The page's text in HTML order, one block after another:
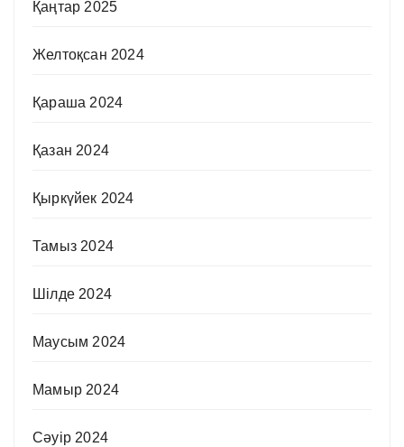
Қаңтар 2025
Желтоқсан 2024
Қараша 2024
Қазан 2024
Қыркүйек 2024
Тамыз 2024
Шілде 2024
Маусым 2024
Мамыр 2024
Сәуір 2024